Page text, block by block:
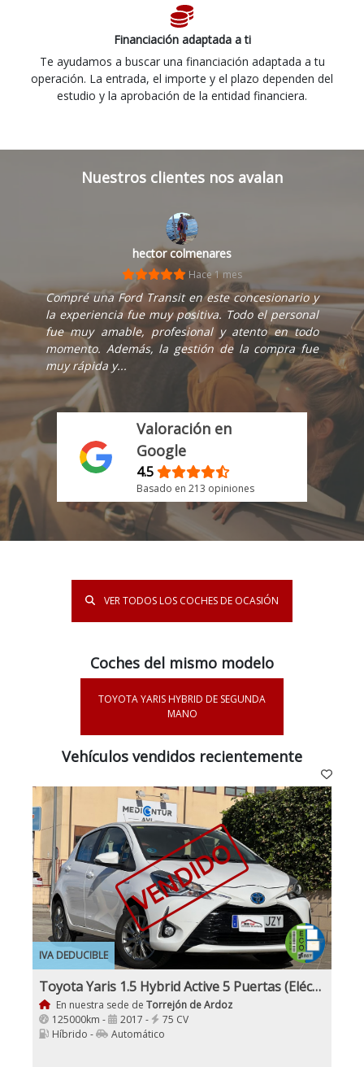
Financiación adaptada a ti
Te ayudamos a buscar una financiación adaptada a tu
operación. La entrada, el importe y el plazo dependen del
estudio y la aprobación de la entidad financiera.
Nuestros clientes nos avalan
hector colmenares
Hace 1 mes
Compré una Ford Transit en este concesionario y
la experiencia fue muy positiva. Todo el personal
fue muy amable, profesional y atento en todo
momento. Además, la gestión de la compra fue
muy rápida y...
Valoración en
Google
4.5
Basado en 213 opiniones
VER TODOS LOS COCHES DE OCASIÓN
Coches del mismo modelo
TOYOTA YARIS HYBRID DE SEGUNDA
MANO
Vehículos vendidos recientemente
IVA DEDUCIBLE
VENDIDO
Toyota Yaris 1.5 Hybrid Active 5 Puertas (Eléctrico, Gasolina) Etiqueta Eco
En nuestra sede de Torrejón de Ardoz
125000km -
2017 -
75 CV
Híbrido -
Automático